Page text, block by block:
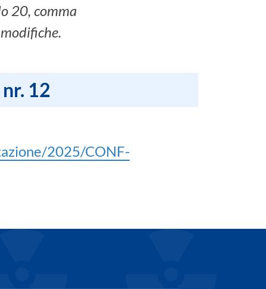
20, comma
12
2025/CONF-